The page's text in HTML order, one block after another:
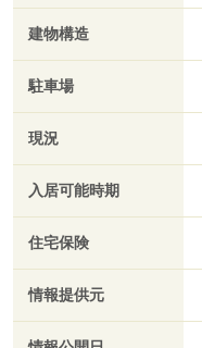
建物構造
駐車場
現況
入居可能時期
住宅保険
情報提供元